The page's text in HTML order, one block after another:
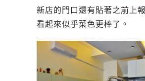
新店的門口還有貼著之前上
看起來似乎菜色更棒了。